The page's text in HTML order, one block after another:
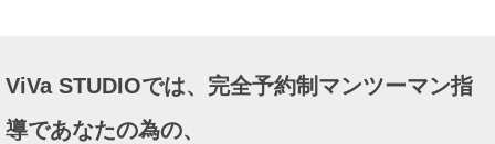
シ
ョ
ViVa STUDIOでは、完全予約制マンツーマン指
導であなたの為の、